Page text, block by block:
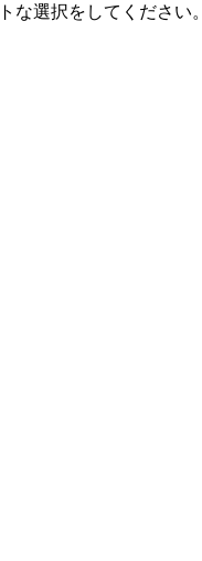
な選択をしてください。